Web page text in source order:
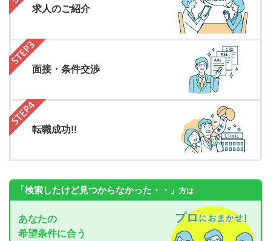
求人のご紹介
面接・条件交渉
転職成功!!
「検索したけど見つからなかった・・」 方は
あなたの
希望条件に合う